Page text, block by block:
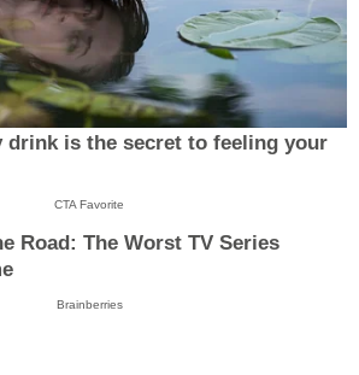
drink is the secret to feeling your
CTA Favorite
Road: The Worst TV Series
Brainberries